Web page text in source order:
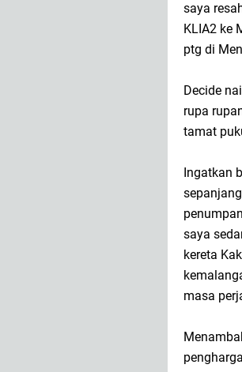
saya
KLIA2 ke
ptg di
Decide
rupa
tamat
Ingatkan
saya
kereta
masa